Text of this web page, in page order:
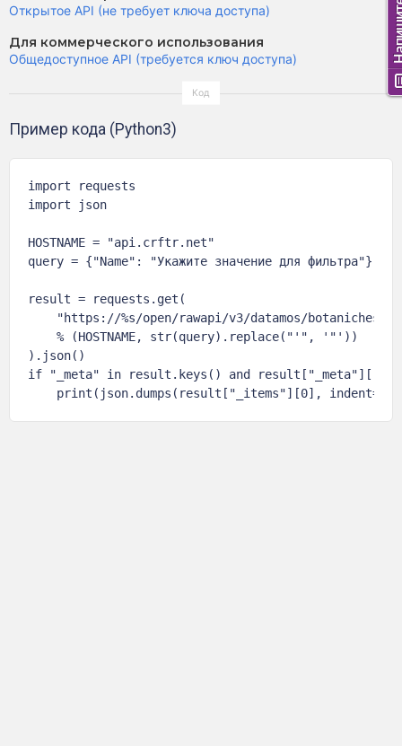
Открытое API (не требует ключа доступа)
Для коммерческого использования
Общедоступное API (требуется ключ доступа)
Пример кода (Python3)
import requests
import json
HOSTNAME = "api.crftr.net"
query = {"Name": "Укажите значение для фильтра"}
result = requests.get(
"https://%s/open/rawapi/v3/datamos/
    % (HOSTNAME, str(query).replace("'", '"'))
).json()
if "_meta" in result.keys() and
print(json.dumps(result["_items"][0], indent=4,